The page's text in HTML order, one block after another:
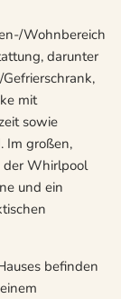
Wohnbereich
darunter
mit
sowie
Im großen,
der Whirlpool
und ein
befinden